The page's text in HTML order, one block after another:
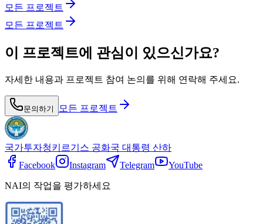
모든 프로젝트
모든 프로젝트
이 프로젝트에 관심이 있으신가요?
자세한 내용과 프로젝트 참여 논의를 위해 연락해 주세요.
문의하기 모든 프로젝트
국가투자청키르기스 공화국 대통령 산하
Facebook
Instagram Telegram YouTube
NAI의 작업을 평가하세요